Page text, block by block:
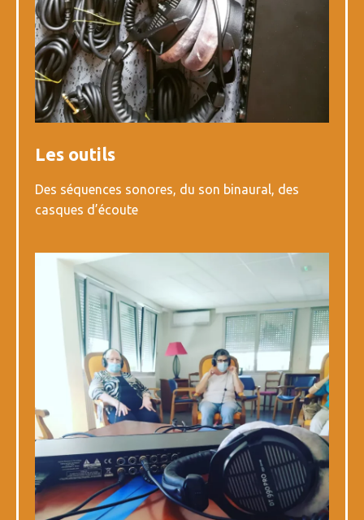
Les outils
Des séquences sonores, du son binaural, des
casques d’écoute